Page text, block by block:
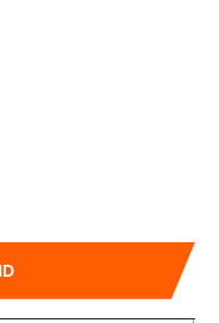
de gewenste